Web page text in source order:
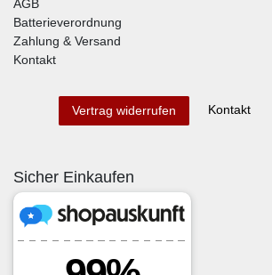
AGB
Batterieverordnung
Zahlung & Versand
Kontakt
Vertrag widerrufen Kontakt
Sicher Einkaufen